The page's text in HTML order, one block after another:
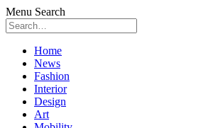
Menu Search
Skip
content
Home
News
Fashion
Interior
Design
Art